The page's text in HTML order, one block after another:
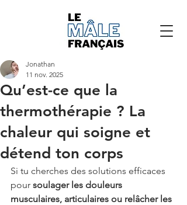
Qu’est-ce que la
thermothérapie ? La
chaleur qui soigne et
détend ton corps
Jonathan
11 nov. 2025
Si tu cherches des solutions efficaces
pour soulager les douleurs
musculaires, articulaires ou relâcher les